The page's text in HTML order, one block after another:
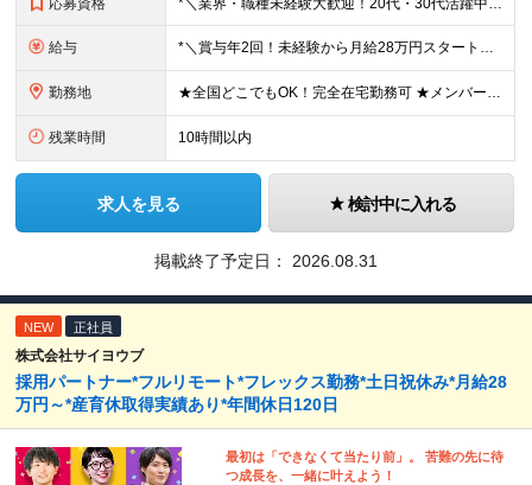
応募資格 *＼業界・職種未経験大歓迎！20代・30代活躍中／* ◆学歴不問 ◆第二新卒OK ◎ワークライフバランスを整えたい ◎誰かの役に立つ仕事がしたい ◎安心して長く働ける環境で活躍したい こんな想いを
給与 *＼賞与年2回！未経験から月給28万円スタート／* ◆月給28万～40万円＋賞与年2回＋各種インセンティブ ※経験・スキルを考慮の上、決定します ※試用期間6ヶ月間あり（期間中は月給26万円～にな
勤務地 ★全国どこでもOK！完全在宅勤務可 ★メンバーは北海道・新潟・茨城・東京・静岡・愛知・兵庫・福岡など、全国様々な地域にて活躍中です♪ 【本社】 東京都渋谷区恵比寿1-13-1鈴木ビル3F (変更の
残業時間 10時間以内
求人を見る 検討中に入れる
掲載終了予定日： 2026.08.31
NEW 正社員
株式会社サイヨウブ
採用パートナー*フルリモート*フレックス勤務*土日祝休み*月給28
万円～*産育休取得実績あり*年間休日120日
最初は「できなくて当たり前」。 苦難の先に待
つ成長を、一緒に叶えよう！